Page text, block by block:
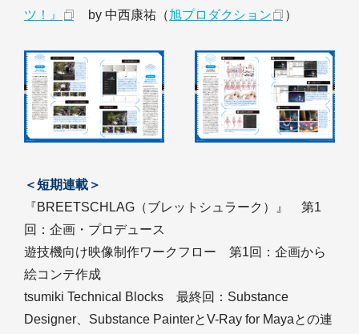
ツ！』
by 中西康祐（旭プロダクション ）
＜短期連載＞
『BREETSCHLAG（ブレットシュラーク）』 第1
回：企画・プロデュース
遊技機向け映像制作ワークフロー 第1回：企画から
絵コンテ作成
tsumiki Technical Blocks 最終回：Substance
Designer、Substance PainterとV-Ray for Mayaとの連